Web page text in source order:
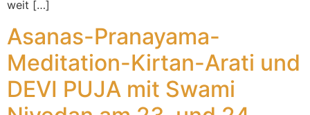
weit […]
Asanas-Pranayama-
Meditation-Kirtan-Arati und
DEVI PUJA mit Swami